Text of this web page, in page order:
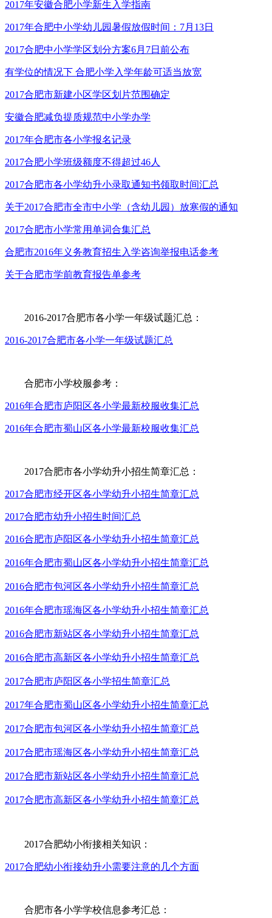
2017年安徽合肥小学新生入学指南
2017年合肥中小学幼儿园暑假放假时间：7月13日
2017合肥中小学学区划分方案6月7日前公布
有学位的情况下 合肥小学入学年龄可适当放宽
2017合肥市新建小区学区划片范围确定
安徽合肥减负提质规范中小学办学
2017年合肥市各小学报名记录
2017合肥小学班级额度不得超过46人
2017合肥市各小学幼升小录取通知书领取时间汇总
关于2017合肥市全市中小学（含幼儿园）放寒假的通知
2017合肥市小学常用单词合集汇总
合肥市2016年义务教育招生入学咨询举报电话参考
关于合肥市学前教育报告单参考
2016-2017合肥市各小学一年级试题汇总：
2016-2017合肥市各小学一年级试题汇总
合肥市小学校服参考：
2016年合肥市庐阳区各小学最新校服收集汇总
2016年合肥市蜀山区各小学最新校服收集汇总
2017合肥市各小学幼升小招生简章汇总：
2017合肥市经开区各小学幼升小招生简章汇总
2017合肥市幼升小招生时间汇总
2016合肥市庐阳区各小学幼升小招生简章汇总
2016年合肥市蜀山区各小学幼升小招生简章汇总
2016合肥市包河区各小学幼升小招生简章汇总
2016年合肥市瑶海区各小学幼升小招生简章汇总
2016合肥市新站区各小学幼升小招生简章汇总
2016合肥市高新区各小学幼升小招生简章汇总
2017合肥市庐阳区各小学招生简章汇总
2017年合肥市蜀山区各小学幼升小招生简章汇总
2017合肥市包河区各小学幼升小招生简章汇总
2017合肥市瑶海区各小学幼升小招生简章汇总
2017合肥市新站区各小学幼升小招生简章汇总
2017合肥市高新区各小学幼升小招生简章汇总
2017合肥幼小衔接相关知识：
2017合肥幼小衔接幼升小需要注意的几个方面
合肥市各小学学校信息参考汇总：